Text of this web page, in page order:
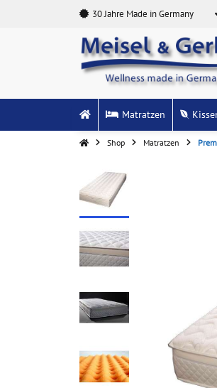
30 Jahre Made in Germany
Matratzen
Shop Matratzen